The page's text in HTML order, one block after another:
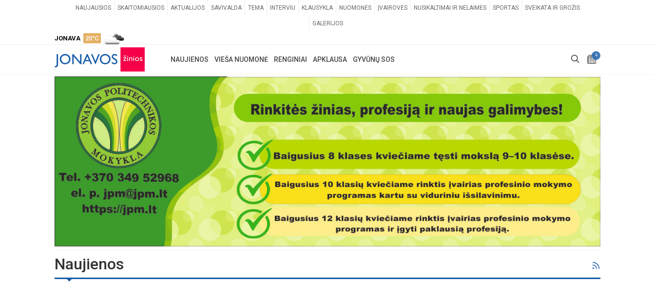
NAUJAUSIOS SKAITOMIAUSIOS AKTUALIJOS SAVIVALDA TEMA INTERVIU KLAUSYKLA NUOMONĖS ĮVAIROVĖS NUSIKALTIMAI IR NELAIMĖS SPORTAS SVEIKATA IR GROŽIS
GALERIJOS
JONAVA 20°C
+
NAUJIENOS VIEŠA NUOMONĖ RENGINIAI APKLAUSA GYVŪNŲ SOS
Naujienos